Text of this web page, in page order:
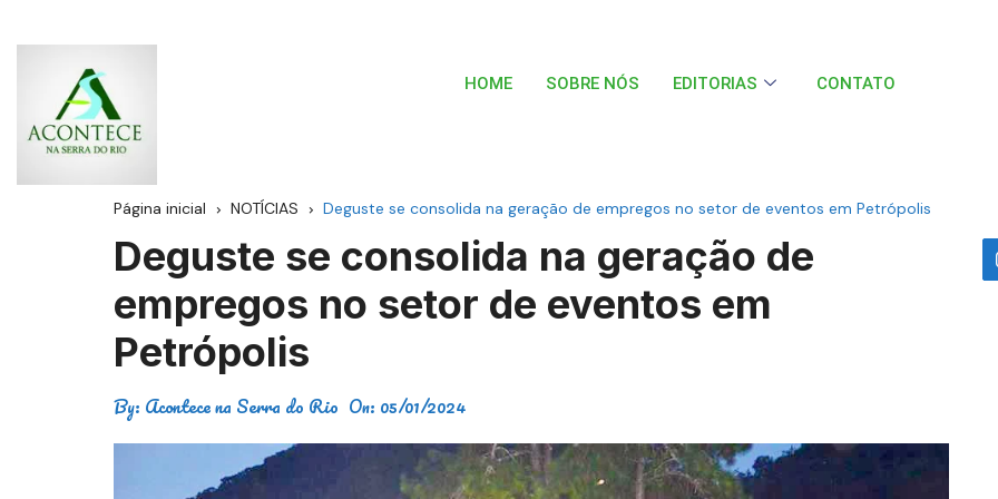
HOME SOBRE NÓS EDITORIAS CONTATO
Página inicial NOTÍCIAS Deguste se consolida na geração de empregos no setor de eventos em Petrópolis
Deguste se consolida na geração de
empregos no setor de eventos em
Petrópolis
By: Acontece na Serra do Rio On: 05/01/2024